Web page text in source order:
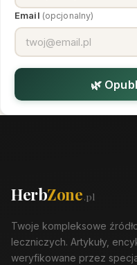
Email (opcjonalny)
🌿
HerbZone.pl
Twoje kompleksowe
leczniczych. Artykuły,
weryfikowane przez